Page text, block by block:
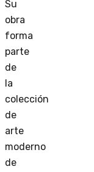
Su
obra
forma
parte
de
la
colección
de
arte
moderno
de